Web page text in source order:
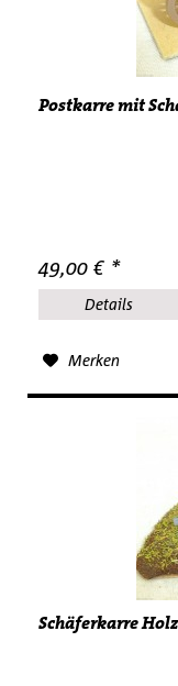
Postkarre mit
49,00 € *
Details
Merken
Schäferkarre